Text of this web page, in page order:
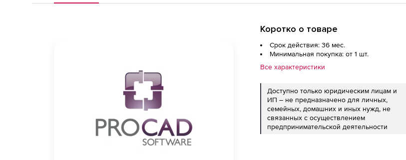
Коротко о товаре
Срок действия: 36 мес.
Минимальная покупка: от 1 шт.
Все характеристики
Доступно только юридическим лицам и
ИП – не предназначено для личных,
семейных, домашних и иных нужд, не
связанных с осуществлением
предпринимательской деятельности